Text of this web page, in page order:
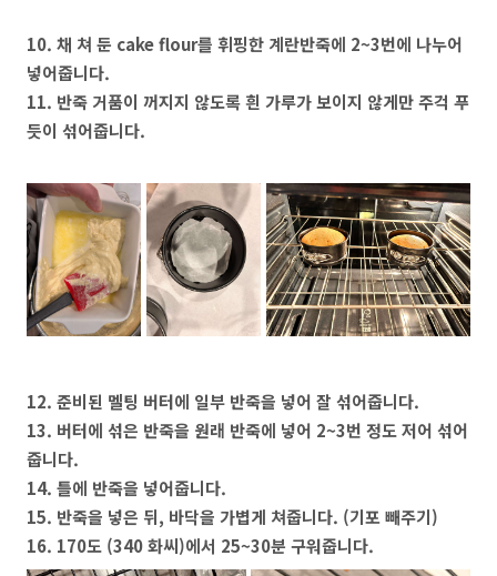
10. 채 쳐 둔 cake flour를 휘핑한 계란반죽에 2~3번에 나누어
넣어줍니다.
11. 반죽 거품이 꺼지지 않도록 흰 가루가 보이지 않게만 주걱 푸
듯이 섞어줍니다.
12. 준비된 멜팅 버터에 일부 반죽을 넣어 잘 섞어줍니다.
13. 버터에 섞은 반죽을 원래 반죽에 넣어 2~3번 정도 저어 섞어
줍니다.
14. 틀에 반죽을 넣어줍니다.
15. 반죽을 넣은 뒤, 바닥을 가볍게 쳐줍니다. (기포 빼주기)
16. 170도 (340 화씨)에서 25~30분 구워줍니다.